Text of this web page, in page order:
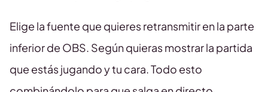
Elige la fuente que quieres retransmitir en la parte
inferior de OBS. Según quieras mostrar la partida
que estás jugando y tu cara. Todo esto